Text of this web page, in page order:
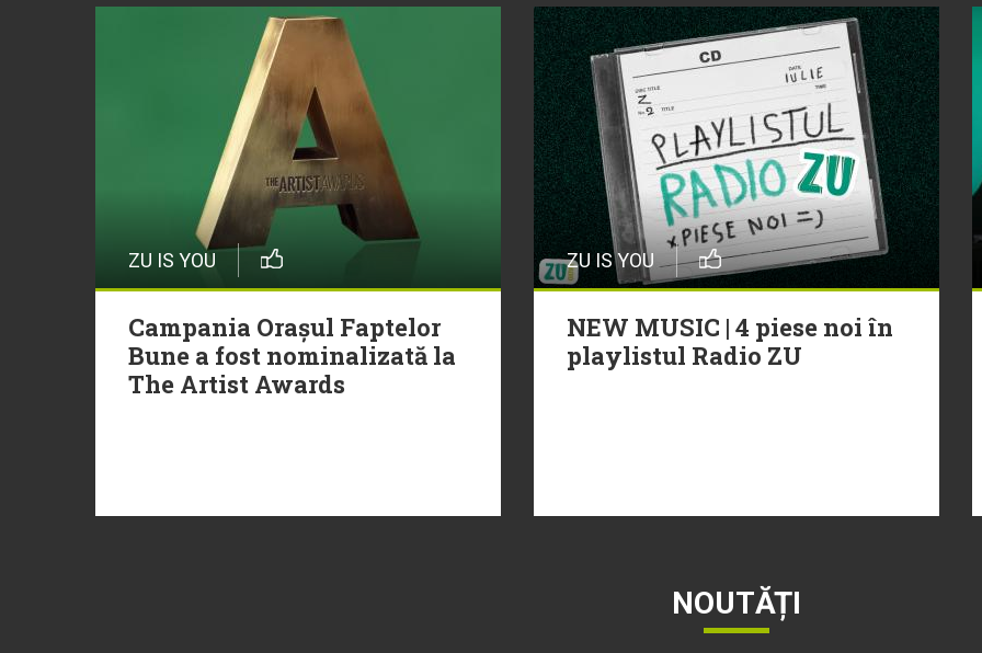
ZU IS YOU
Campania Orașul Faptelor
Bune a fost nominalizată la
The Artist Awards
ZU IS YOU
NEW MUSIC | 4 piese noi în
playlistul Radio ZU
NOUTĂȚI